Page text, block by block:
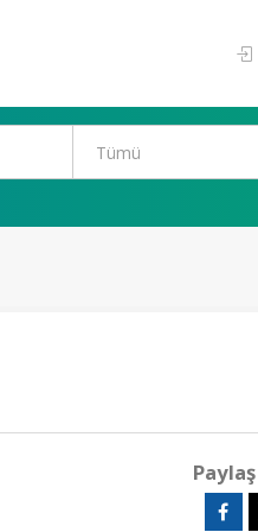
Paylaş